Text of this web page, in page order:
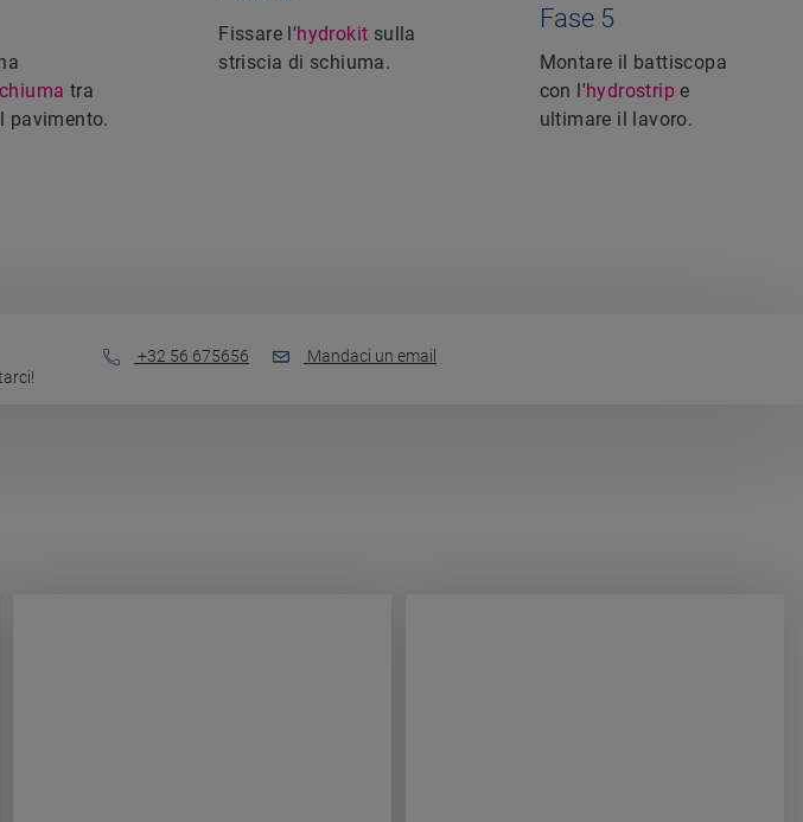
tra
pavimento.
Fissare l'hydrokit sulla
striscia di schiuma.
Fase 5
Montare il battiscopa
con l'hydrostripe
ultimare il lavoro.
+32 56 675656 Mandaci un email